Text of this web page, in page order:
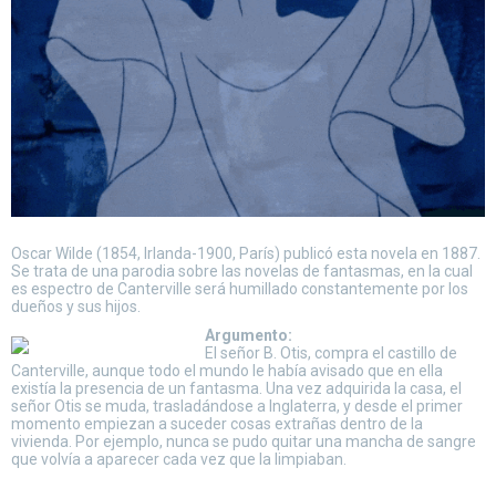
Oscar Wilde (1854, Irlanda-1900, París) publicó esta novela en 1887.
Se trata de una parodia sobre las novelas de fantasmas, en la cual
es espectro de Canterville será humillado constantemente por los
dueños y sus hijos.
Argumento:
El señor B. Otis, compra el castillo de
Canterville, aunque todo el mundo le había avisado que en ella
existía la presencia de un fantasma. Una vez adquirida la casa, el
señor Otis se muda, trasladándose a Inglaterra, y desde el primer
momento empiezan a suceder cosas extrañas dentro de la
vivienda. Por ejemplo, nunca se pudo quitar una mancha de sangre
que volvía a aparecer cada vez que la limpiaban.